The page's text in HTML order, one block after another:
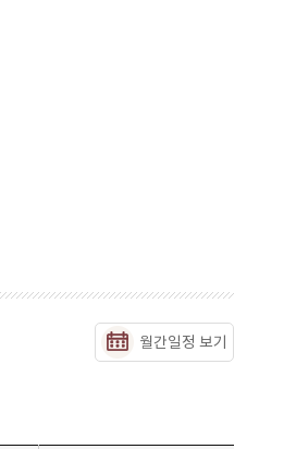
월간일정 보기